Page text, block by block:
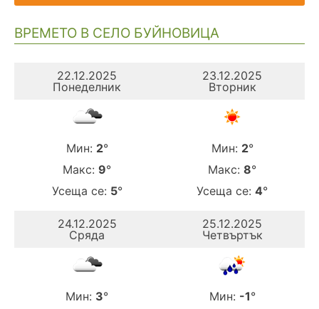
ВРЕМЕТО В СЕЛО БУЙНОВИЦА
22.12.2025
Понеделник
Мин: 2°
Макс: 9°
Усеща се: 5°
23.12.2025
Вторник
Мин: 2°
Макс: 8°
Усеща се: 4°
24.12.2025
Сряда
Мин: 3°
25.12.2025
Четвъртък
Мин: -1°